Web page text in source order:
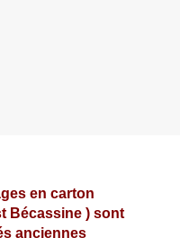
en carton
Bécassine ) sont
anciennes